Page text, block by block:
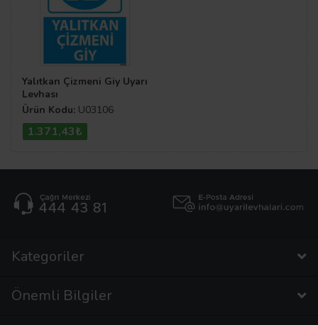
Yalıtkan Çizmeni Giy Uyarı
Levhası
Ürün Kodu: U03106
1.371,43₺
Kategoriler
Önemli Bilgiler